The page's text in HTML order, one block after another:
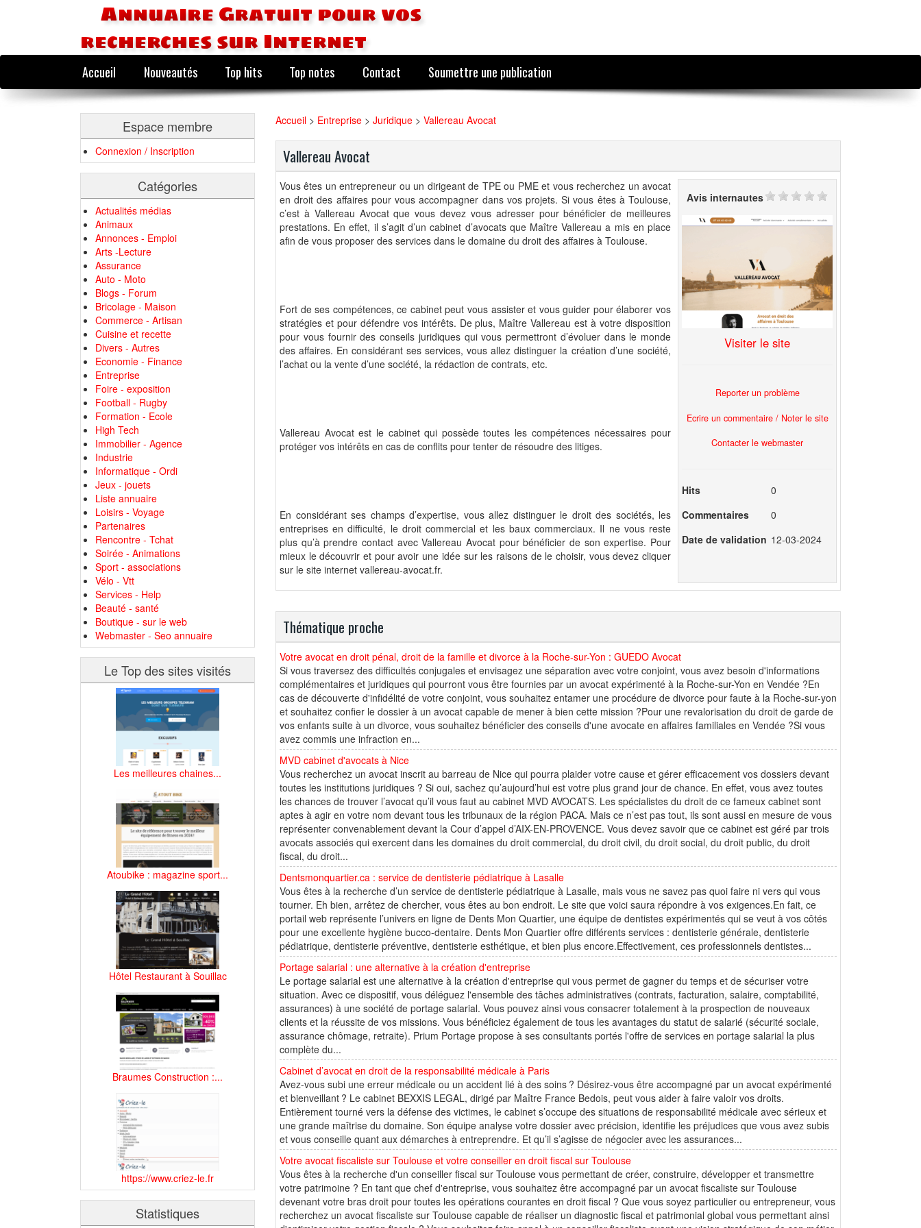
Annuaire Gratuit pour vos
recherches sur Internet
Accueil Nouveautés Top hits Top notes Contact Soumettre une publication
Espace membre
Connexion / Inscription
Catégories
Actualités médias
Animaux
Annonces - Emploi
Arts -Lecture
Assurance
Auto - Moto
Blogs - Forum
Bricolage - Maison
Commerce - Artisan
Cuisine et recette
Divers - Autres
Economie - Finance
Entreprise
Foire - exposition
Football - Rugby
Formation - Ecole
High Tech
Immobilier - Agence
Industrie
Informatique - Ordi
Jeux - jouets
Liste annuaire
Loisirs - Voyage
Partenaires
Rencontre - Tchat
Soirée - Animations
Sport - associations
Vélo - Vtt
Services - Help
Beauté - santé
Boutique - sur le web
Webmaster - Seo annuaire
Le Top des sites visités
Les meilleures chaines...
Atoubike : magazine sport...
Hôtel Restaurant à Souillac
Braumes Construction :...
https://www.criez-le.fr
Statistiques
Accueil > Entreprise > Juridique > Vallereau Avocat
Vallereau Avocat
Vous êtes un entrepreneur ou un dirigeant de TPE ou PME et vous recherchez un avocat
en droit des affaires pour vous accompagner dans vos projets. Si vous êtes à Toulouse,
c’est à Vallereau Avocat que vous devez vous adresser pour bénéficier de meilleures
prestations. En effet, il s’agit d’un cabinet d’avocats que Maître Vallereau a mis en place
afin de vous proposer des services dans le domaine du droit des affaires à Toulouse.
Fort de ses compétences, ce cabinet peut vous assister et vous guider pour élaborer vos
stratégies et pour défendre vos intérêts. De plus, Maître Vallereau est à votre disposition
pour vous fournir des conseils juridiques qui vous permettront d’évoluer dans le monde
des affaires. En considérant ses services, vous allez distinguer la création d’une société,
l’achat ou la vente d’une société, la rédaction de contrats, etc.
Vallereau Avocat est le cabinet qui possède toutes les compétences nécessaires pour
protéger vos intérêts en cas de conflits pour tenter de résoudre des litiges.
En considérant ses champs d’expertise, vous allez distinguer le droit des sociétés, les
entreprises en difficulté, le droit commercial et les baux commerciaux. Il ne vous reste
plus qu’à prendre contact avec Vallereau Avocat pour bénéficier de son expertise. Pour
mieux le découvrir et pour avoir une idée sur les raisons de le choisir, vous devez cliquer
sur le site internet vallereau-avocat.fr.
Avis internautes
Visiter le site
Reporter un problème
Ecrire un commentaire / Noter le site
Contacter le webmaster
Hits
0
Commentaires
0
Date de validation 12-03-2024
Thématique proche
Votre avocat en droit pénal, droit de la famille et divorce à la Roche-sur-Yon : GUEDO Avocat
Si vous traversez des difficultés conjugales et envisagez une séparation avec votre conjoint, vous avez besoin d'informations
complémentaires et juridiques qui pourront vous être fournies par un avocat expérimenté à la Roche-sur-Yon en Vendée ?En
cas de découverte d'infidélité de votre conjoint, vous souhaitez entamer une procédure de divorce pour faute à la Roche-sur-yon
et souhaitez confier le dossier à un avocat capable de mener à bien cette mission ?Pour une revalorisation du droit de garde de
vos enfants suite à un divorce, vous souhaitez bénéficier des conseils d'une avocate en affaires familiales en Vendée ?Si vous
avez commis une infraction en...
MVD cabinet d'avocats à Nice
Vous recherchez un avocat inscrit au barreau de Nice qui pourra plaider votre cause et gérer efficacement vos dossiers devant
toutes les institutions juridiques ? Si oui, sachez qu’aujourd’hui est votre plus grand jour de chance. En effet, vous avez toutes
les chances de trouver l’avocat qu’il vous faut au cabinet MVD AVOCATS. Les spécialistes du droit de ce fameux cabinet sont
aptes à agir en votre nom devant tous les tribunaux de la région PACA. Mais ce n’est pas tout, ils sont aussi en mesure de vous
représenter convenablement devant la Cour d’appel d’AIX-EN-PROVENCE. Vous devez savoir que ce cabinet est géré par trois
avocats associés qui exercent dans les domaines du droit commercial, du droit civil, du droit social, du droit public, du droit
fiscal, du droit...
Dentsmonquartier.ca : service de dentisterie pédiatrique à Lasalle
Vous êtes à la recherche d’un service de dentisterie pédiatrique à Lasalle, mais vous ne savez pas quoi faire ni vers qui vous
tourner. Eh bien, arrêtez de chercher, vous êtes au bon endroit. Le site que voici saura répondre à vos exigences.En fait, ce
portail web représente l’univers en ligne de Dents Mon Quartier, une équipe de dentistes expérimentés qui se veut à vos côtés
pour une excellente hygiène bucco-dentaire. Dents Mon Quartier offre différents services : dentisterie générale, dentisterie
pédiatrique, dentisterie préventive, dentisterie esthétique, et bien plus encore.Effectivement, ces professionnels dentistes...
Portage salarial : une alternative à la création d'entreprise
Le portage salarial est une alternative à la création d'entreprise qui vous permet de gagner du temps et de sécuriser votre
situation. Avec ce dispositif, vous déléguez l'ensemble des tâches administratives (contrats, facturation, salaire, comptabilité,
assurances) à une société de portage salarial. Vous pouvez ainsi vous consacrer totalement à la prospection de nouveaux
clients et la réussite de vos missions. Vous bénéficiez également de tous les avantages du statut de salarié (sécurité sociale,
assurance chômage, retraite). Prium Portage propose à ses consultants portés l'offre de services en portage salarial la plus
complète du...
Cabinet d’avocat en droit de la responsabilité médicale à Paris
Avez-vous subi une erreur médicale ou un accident lié à des soins ? Désirez-vous être accompagné par un avocat expérimenté
et bienveillant ? Le cabinet BEXXIS LEGAL, dirigé par Maître France Bedois, peut vous aider à faire valoir vos droits.
Entièrement tourné vers la défense des victimes, le cabinet s’occupe des situations de responsabilité médicale avec sérieux et
une grande maîtrise du domaine. Son équipe analyse votre dossier avec précision, identifie les préjudices que vous avez subis
et vous conseille quant aux démarches à entreprendre. Et qu’il s’agisse de négocier avec les assurances...
Votre avocat fiscaliste sur Toulouse et votre conseiller en droit fiscal sur Toulouse
Vous êtes à la recherche d'un conseiller fiscal sur Toulouse vous permettant de créer, construire, développer et transmettre
votre patrimoine ? En tant que chef d'entreprise, vous souhaitez être accompagné par un avocat fiscaliste sur Toulouse
devenant votre bras droit pour toutes les opérations courantes en droit fiscal ? Que vous soyez particulier ou entrepreneur, vous
recherchez un avocat fiscaliste sur Toulouse capable de réaliser un diagnostic fiscal et patrimonial global vous permettant ainsi